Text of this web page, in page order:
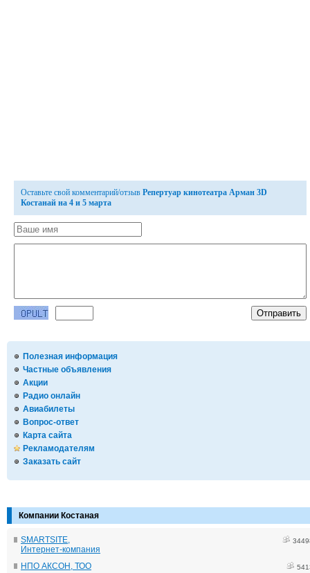
Полезная информация
Частные объявления
Акции
Радио онлайн
Авиабилеты
Вопрос-ответ
Карта сайта
Рекламодателям
Заказать сайт
Компании Костаная
SMARTSITE,
Интернет-компания
НПО АКСОН, ТОО
Оставьте свой комментарий/отзыв Репертуар кинотеатра Арман 3D
Костанай на 4 и 5 марта